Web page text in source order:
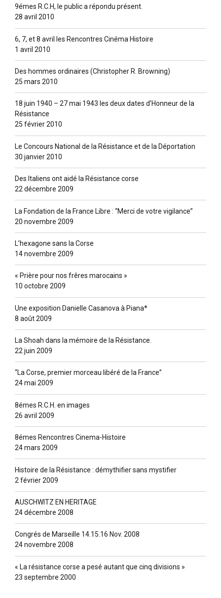
9émes R.C.H, le public a répondu présent.
28 avril 2010
6, 7, et 8 avril les Rencontres Cinéma Histoire
1 avril 2010
Des hommes ordinaires (Christopher R. Browning)
25 mars 2010
18 juin 1940 – 27 mai 1943 les deux dates d’Honneur de la
Résistance
25 février 2010
Le Concours National de la Résistance et de la Déportation
30 janvier 2010
Des Italiens ont aidé la Résistance corse
22 décembre 2009
La Fondation de la France Libre : “Merci de votre vigilance”
20 novembre 2009
L’hexagone sans la Corse
14 novembre 2009
« Prière pour nos frêres marocains »
10 octobre 2009
Une exposition Danielle Casanova à Piana*
8 août 2009
La Shoah dans la mémoire de la Résistance.
22 juin 2009
“La Corse, premier morceau libéré de la France”
24 mai 2009
8émes R.C.H. en images
26 avril 2009
8émes Rencontres Cinema-Histoire
24 mars 2009
Histoire de la Résistance : démythifier sans mystifier
2 février 2009
AUSCHWITZ EN HERITAGE
24 décembre 2008
Congrés de Marseille 14.15.16 Nov. 2008
24 novembre 2008
« La résistance corse a pesé autant que cinq divisions »
23 septembre 2000